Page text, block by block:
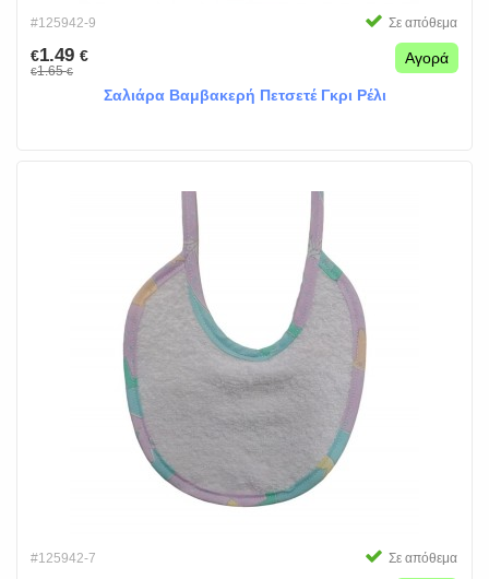
#125942-9 Σε απόθεμα
€1.49 €
€1.65€
Αγορά
Σαλιάρα Βαμβακερή Πετσετέ Γκρι Ρέλι
#125942-7 Σε απόθεμα